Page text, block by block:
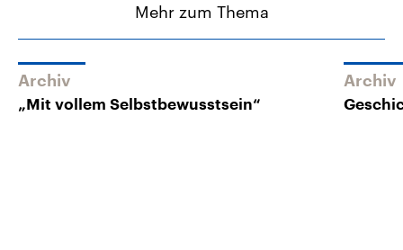
Mehr zum Thema
Archiv
„Mit vollem Selbstbewusstsein“
Archiv